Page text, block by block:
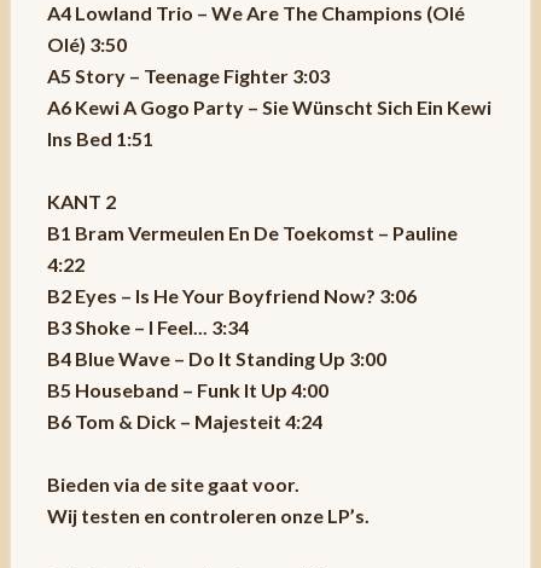
A4 Lowland Trio – We Are The Champions (Olé
Olé) 3:50
A5 Story – Teenage Fighter 3:03
A6 Kewi A Gogo Party – Sie Wünscht Sich Ein Kewi
Ins Bed 1:51
KANT 2
B1 Bram Vermeulen En De Toekomst – Pauline
4:22
B2 Eyes – Is He Your Boyfriend Now? 3:06
B3 Shoke – I Feel... 3:34
B4 Blue Wave – Do It Standing Up 3:00
B5 Houseband – Funk It Up 4:00
B6 Tom & Dick – Majesteit 4:24
Bieden via de site gaat voor.
Wij testen en controleren onze LP’s.